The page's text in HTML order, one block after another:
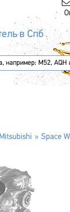
в Спб
Mitsubishi Space